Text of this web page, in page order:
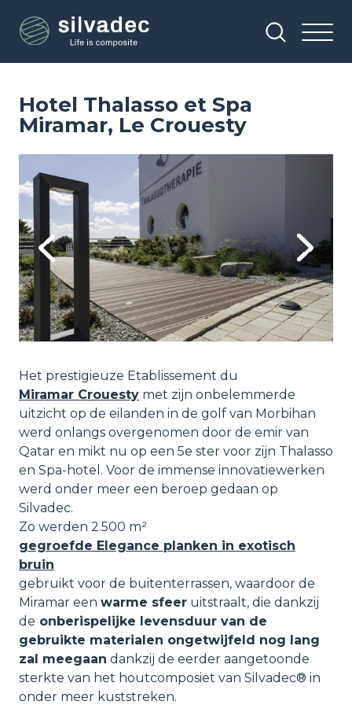
naar
Hotel Thalasso et Spa
Miramar, Le Crouesty
Previous Next
Het prestigieuze Etablissement du
Miramar Crouesty met zijn onbelemmerde
uitzicht op de eilanden in de golf van Morbihan
werd onlangs overgenomen door de emir van
Qatar en mikt nu op een 5e ster voor zijn Thalasso
en Spa-hotel. Voor de immense innovatiewerken
werd onder meer een beroep gedaan op
Silvadec.
Zo werden 2.500 m²
gegroefde Elegance planken in exotisch
bruin
gebruikt voor de buitenterrassen, waardoor de
Miramar een warme sfeer uitstraalt, die dankzij
de onberispelijke levensduur van de
gebruikte materialen ongetwijfeld nog lang
zal meegaan dankzij de eerder aangetoonde
sterkte van het houtcomposiet van Silvadec® in
onder meer kuststreken.